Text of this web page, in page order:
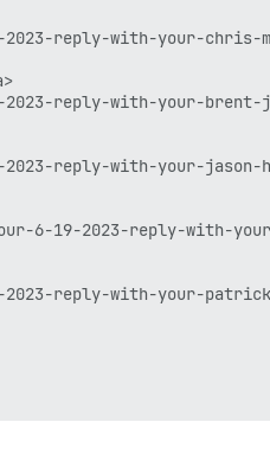
reply-with-your-
reply-with-your-
reply-with-your-
6-19-2023-reply-with-
reply-with-your-